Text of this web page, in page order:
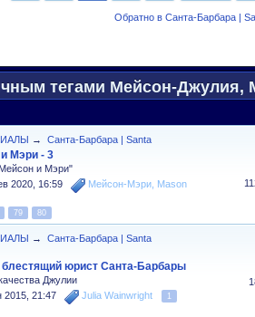
Обратно в Санта-Барбара |
тегами Мейсон-Джулия,
→
Санта-Барбара | Santa
Мэри - 3
и Мэри"
2020, 16:59 Мейсон-Мэри, Mason
79 80
→
Санта-Барбара | Santa
юрист Санта-Барбары
Джулии
2015, 21:47 Julia Wainwright
1